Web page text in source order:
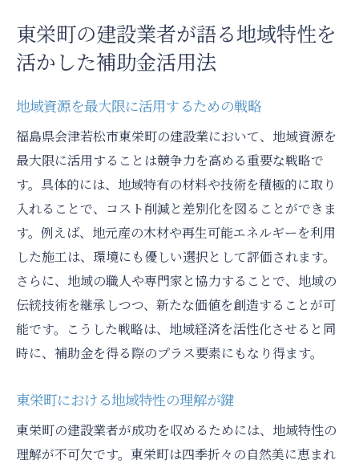
行政との連携で補助金を有効に活用する方
法
建設業における補助金活用がもたらす地域経済
への影響
補助金活用で地域経済を活性化させるメカ
ニズム
建設業が地域雇用に与えるポジティブな影
地域経済における持続可能な発展の促進
東栄町での補助金政策の成功事例
地域経済の成長を支える建設業の役割
地域社会における経済循環の強化
活用術
補助金制度を最大限に活用した成功事例紹
介
東栄町の建設業者が語る地域特性を
活かした補助金活用法
地域資源を最大限に活用するための戦略
福島県会津若松市東栄町の建設業において、地域資源を
最大限に活用することは競争力を高める重要な戦略で
す。具体的には、地域特有の材料や技術を積極的に取り
入れることで、コスト削減と差別化を図ることができま
す。例えば、地元産の木材や再生可能エネルギーを利用
した施工は、環境にも優しい選択として評価されます。
さらに、地域の職人や専門家と協力することで、地域の
伝統技術を継承しつつ、新たな価値を創造することが可
能です。こうした戦略は、地域経済を活性化させると同
時に、補助金を得る際のプラス要素にもなり得ます。
東栄町における地域特性の理解が鍵
東栄町の建設業者が成功を収めるためには、地域特性の
理解が不可欠です。東栄町は四季折々の自然美に恵まれ